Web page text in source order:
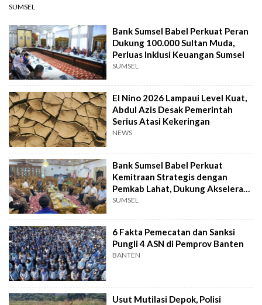
SUMSEL
Bank Sumsel Babel Perkuat Peran
Dukung 100.000 Sultan Muda,
Perluas Inklusi Keuangan Sumsel
SUMSEL
El Nino 2026 Lampaui Level Kuat,
Abdul Azis Desak Pemerintah
Serius Atasi Kekeringan
NEWS
Bank Sumsel Babel Perkuat
Kemitraan Strategis dengan
Pemkab Lahat, Dukung Akselerasi
Ekonomi Daerah
SUMSEL
6 Fakta Pemecatan dan Sanksi
Pungli 4 ASN di Pemprov Banten
BANTEN
Usut Mutilasi Depok, Polisi